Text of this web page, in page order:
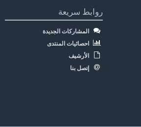
روابط سريعة
المشاركات الجديدة
احصائيات المنتدى
الأرشيف
إتصل بنا